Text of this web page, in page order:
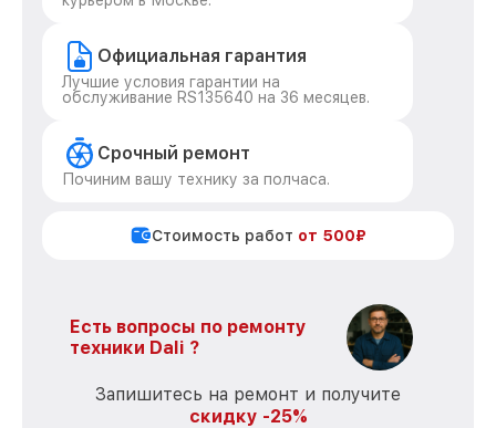
Официальная гарантия
Лучшие условия гарантии на
обслуживание RS135640 на 36 месяцев.
Срочный ремонт
Починим вашу технику за полчаса.
Стоимость работ от 500₽
Есть вопросы по ремонту
техники Dali ?
Запишитесь на ремонт и получите
скидку -25%